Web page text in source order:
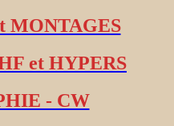
MONTAGES
et HYPERS
- CW